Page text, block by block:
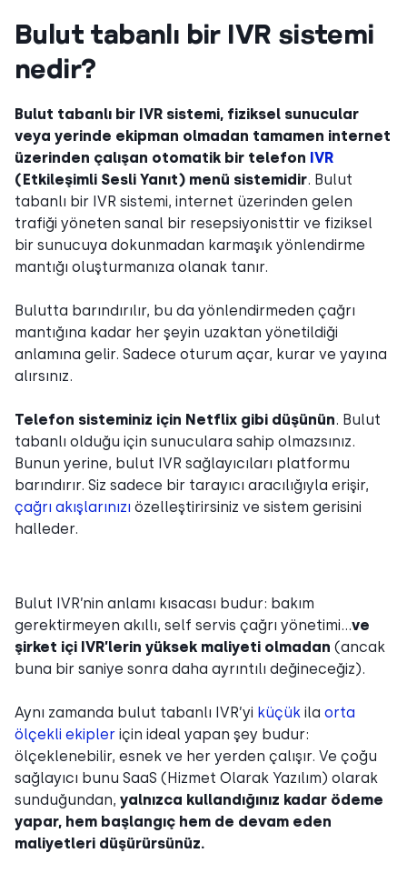
Bulut tabanlı bir IVR sistemi
nedir?
Bulut tabanlı bir IVR sistemi, fiziksel sunucular
veya yerinde ekipman olmadan tamamen internet
üzerinden çalışan otomatik bir telefon IVR
(Etkileşimli Sesli Yanıt) menü sistemidir. Bulut
tabanlı bir IVR sistemi, internet üzerinden gelen
trafiği yöneten sanal bir resepsiyonisttir ve fiziksel
bir sunucuya dokunmadan karmaşık yönlendirme
mantığı oluşturmanıza olanak tanır.
Bulutta barındırılır, bu da yönlendirmeden çağrı
mantığına kadar her şeyin uzaktan yönetildiği
anlamına gelir. Sadece oturum açar, kurar ve yayına
alırsınız.
Telefon sisteminiz için Netflix gibi düşünün. Bulut
tabanlı olduğu için sunuculara sahip olmazsınız.
Bunun yerine, bulut IVR sağlayıcıları platformu
barındırır. Siz sadece bir tarayıcı aracılığıyla erişir,
çağrı akışlarınızı özelleştirirsiniz ve sistem gerisini
halleder.
Bulut IVR’nin anlamı kısacası budur: bakım
gerektirmeyen akıllı, self servis çağrı yönetimi…ve
şirket içi IVR’lerin yüksek maliyeti olmadan (ancak
buna bir saniye sonra daha ayrıntılı değineceğiz).
Aynı zamanda bulut tabanlı IVR’yi küçük ila orta
ölçekli ekipler için ideal yapan şey budur:
ölçeklenebilir, esnek ve her yerden çalışır. Ve çoğu
sağlayıcı bunu SaaS (Hizmet Olarak Yazılım) olarak
sunduğundan, yalnızca kullandığınız kadar ödeme
yapar, hem başlangıç hem de devam eden
maliyetleri düşürürsünüz.